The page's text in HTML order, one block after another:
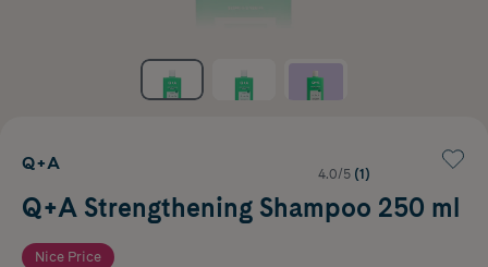
Q+A
4.0/5 (1)
Q+A Strengthening Shampoo 250 ml
Nice Price